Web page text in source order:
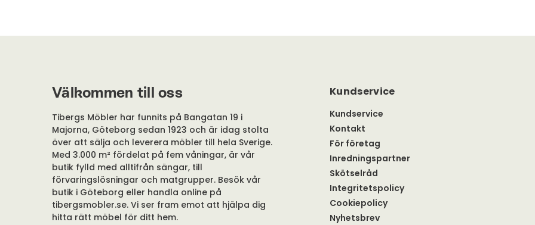
Välkommen till oss
Tibergs Möbler har funnits på Bangatan 19 i
Majorna, Göteborg sedan 1923 och är idag stolta
över att sälja och leverera möbler till hela Sverige.
Med 3.000 m² fördelat på fem våningar, är vår
butik fylld med alltifrån sängar, till
förvaringslösningar och matgrupper. Besök vår
butik i Göteborg eller handla online på
tibergsmobler.se. Vi ser fram emot att hjälpa dig
hitta rätt möbel för ditt hem.
Kundservice
Kundservice
Kontakt
För företag
Inredningspartner
Skötselråd
Integritetspolicy
Cookiepolicy
Nyhetsbrev